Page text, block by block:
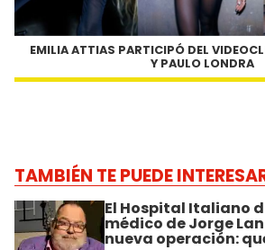
EMILIA ATTIAS PARTICIPÓ DEL
Y PAULO LONDRA
TAMBIÉN TE PUEDE
El Hospital Italiano
médico de Jorge
nueva operación: